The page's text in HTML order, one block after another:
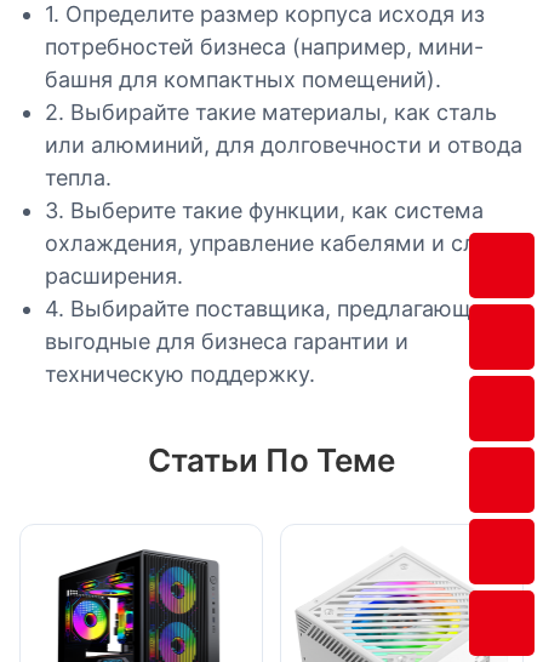
1. Определите размер корпуса исходя из
потребностей бизнеса (например, мини-
башня для компактных помещений).
2. Выбирайте такие материалы, как сталь
или алюминий, для долговечности и отвода
тепла.
3. Выберите такие функции, как система
охлаждения, управление кабелями и слоты
расширения.
4. Выбирайте поставщика, предлагающего
выгодные для бизнеса гарантии и
техническую поддержку.
Статьи По Теме